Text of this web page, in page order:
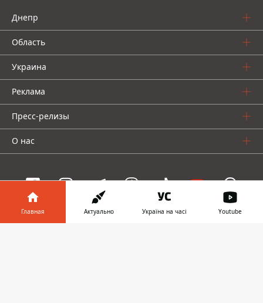
Днепр
Область
Украина
Реклама
Пресс-релизы
О нас
Главная Актуально Україна на часі Youtube